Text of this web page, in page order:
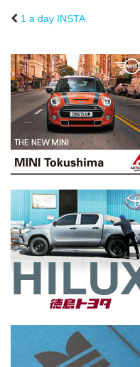
1 a day INSTA